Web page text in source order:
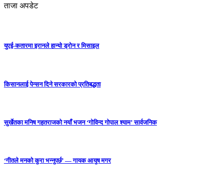
ताजा अपडेट
युएई-कतारमा इरानले हान्यो ड्रोन र मिसाइल
किसानलाई पेन्सन दिने सरकारको प्रतिबद्धता
सुर्खेतका मनिष गहतराजको नयाँ भजन ‘गोविन्द गोपाल श्याम’ सार्वजनिक
‘गीतले मनको कुरा भन्नुपर्छ’ — गायक आयुष मगर